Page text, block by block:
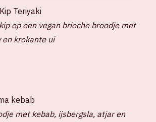
juni 2026 treden De Toppers op
ArenA tijdens Toppers in
Teriyaki
op een vegan brioche broodje met
en krokante ui
kebab
met kebab, ijsbergsla, atjar en